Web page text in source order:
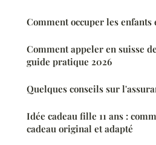
Comment occuper les enfants
Comment appeler en suisse
guide pratique 2026
Quelques conseils sur
Idée cadeau fille 11 ans :
cadeau original et adapté